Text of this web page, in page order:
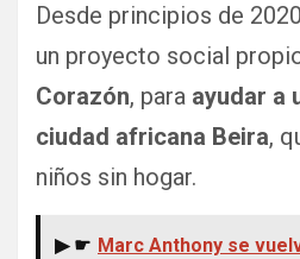
Desde principios de
un proyecto social
Corazón, para ayudar a
ciudad africana Beira,
niños sin hogar.
▶ ☛ Marc Anthony se